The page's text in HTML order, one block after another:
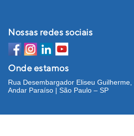
Nossas redes sociais
Onde estamos
Rua Desembargador Eliseu Guilherme,
Andar Paraíso | São Paulo – SP